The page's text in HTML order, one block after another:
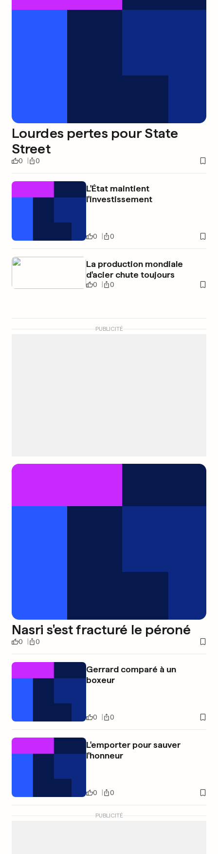
Lourdes pertes pour State
Street
0 0
L'État maintient
l'investissement
0 0
La production mondiale
d'acier chute toujours
0 0
PUBLICITÉ
Nasri s'est fracturé le péroné
0 0
Gerrard comparé à un
boxeur
0 0
L'emporter pour sauver
l'honneur
0 0
PUBLICITÉ